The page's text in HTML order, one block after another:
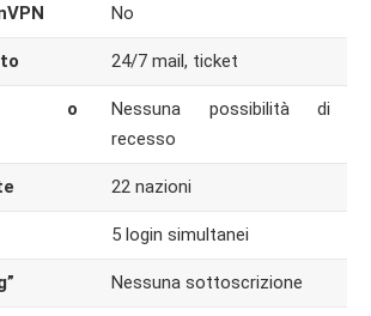
No
24/7 mail, ticket
o
Nessuna possibilità di
recesso
22 nazioni
5 login simultanei
Nessuna sottoscrizione